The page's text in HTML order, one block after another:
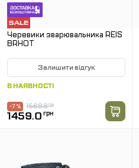
Черевики зварювальника REIS
BRHOT
Залишити відгук
В НАЯВНОСТІ
1568.8грн
-7 %
1459.0 грн